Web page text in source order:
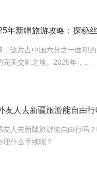
，这片占中国六分之一面积
完美交融之地。2025年，…
友人去新疆旅游能自由行吗
理什么手续呢？